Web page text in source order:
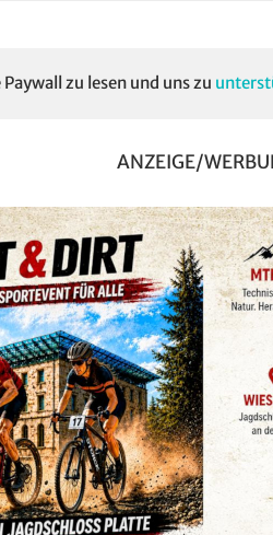
zu lesen und uns zu
ANZEIGE/